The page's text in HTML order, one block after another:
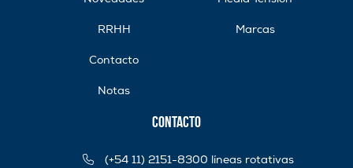
RRHH
Contacto
Notas
Marcas
Contacto
(+54 11) 2151-8300 líneas rotativas